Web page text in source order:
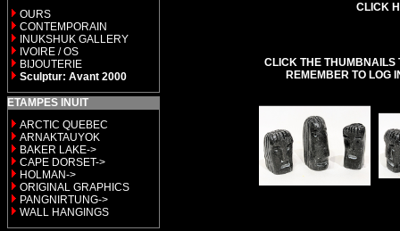
OURS
CONTEMPORAIN
INUKSHUK GALLERY
IVOIRE / OS
BIJOUTERIE
Sculptur: Avant 2000
ETAMPES INUIT
ARCTIC QUEBEC
ARNAKTAUYOK
BAKER LAKE->
CAPE DORSET->
HOLMAN->
ORIGINAL GRAPHICS
PANGNIRTUNG->
WALL HANGINGS
CLICK
CLICK THE THUMBNAILS
REMEMBER TO LOG